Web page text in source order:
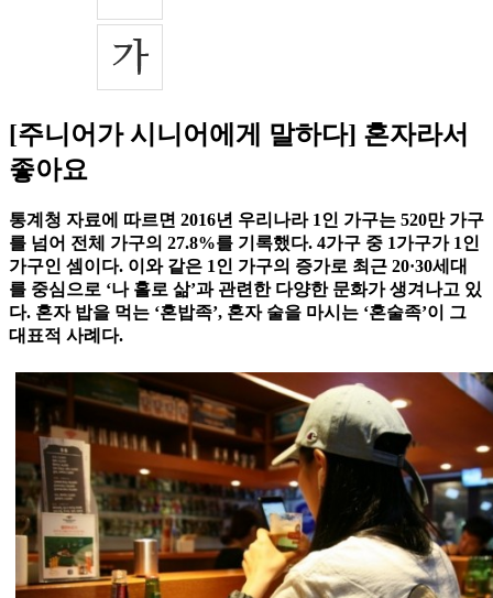
[주니어가 시니어에게 말하다] 혼자라서
좋아요
통계청 자료에 따르면 2016년 우리나라 1인 가구는 520만 가구
를 넘어 전체 가구의 27.8%를 기록했다. 4가구 중 1가구가 1인
가구인 셈이다. 이와 같은 1인 가구의 증가로 최근 20·30세대
를 중심으로 ‘나 홀로 삶’과 관련한 다양한 문화가 생겨나고 있
다. 혼자 밥을 먹는 ‘혼밥족’, 혼자 술을 마시는 ‘혼술족’이 그
대표적 사례다.